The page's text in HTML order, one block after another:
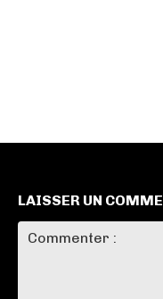
LAISSER UN